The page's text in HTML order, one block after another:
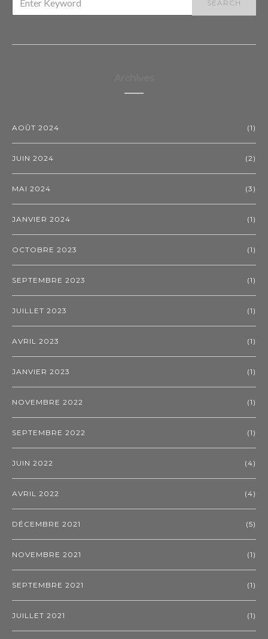
FOR: SEARCH
AOÛT 2024 (1)
JUIN 2024 (2)
MAI 2024 (3)
JANVIER 2024 (1)
OCTOBRE 2023 (1)
SEPTEMBRE 2023 (1)
JUILLET 2023 (1)
AVRIL 2023 (1)
JANVIER 2023 (1)
NOVEMBRE 2022 (1)
SEPTEMBRE 2022 (1)
JUIN 2022 (4)
AVRIL 2022 (4)
DÉCEMBRE 2021 (5)
NOVEMBRE 2021 (1)
SEPTEMBRE 2021 (1)
JUILLET 2021 (1)